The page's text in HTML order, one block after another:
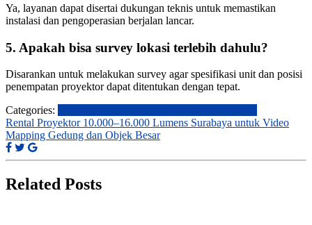
Ya, layanan dapat disertai dukungan teknis untuk memastikan
instalasi dan pengoperasian berjalan lancar.
5. Apakah bisa survey lokasi terlebih dahulu?
Disarankan untuk melakukan survey agar spesifikasi unit dan posisi
penempatan proyektor dapat ditentukan dengan tepat.
Categories:
Rental Proyektor 10.000–16.000 Lumens Surabaya untuk Video
Mapping Gedung dan Objek Besar
Related Posts